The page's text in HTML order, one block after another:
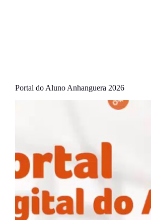
Portal do Aluno Anhanguera 2026